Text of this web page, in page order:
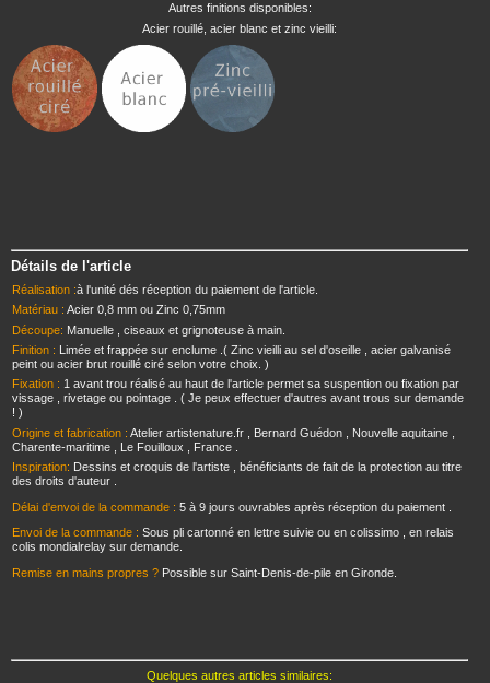
Autres finitions disponibles:
Acier rouillé, acier blanc et zinc vieilli:
Détails de l'article
Réalisation :à l'unité dés réception du paiement de l'article.
Matériau : Acier 0,8 mm ou Zinc 0,75mm
Découpe: Manuelle , ciseaux et grignoteuse à main.
Finition : Limée et frappée sur enclume .( Zinc vieilli au sel d'oseille , acier galvanisé
peint ou acier brut rouillé ciré selon votre choix. )
Fixation : 1 avant trou réalisé au haut de l'article permet sa suspention ou fixation par
vissage , rivetage ou pointage . ( Je peux effectuer d'autres avant trous sur demande
! )
Origine et fabrication : Atelier artistenature.fr , Bernard Guédon , Nouvelle aquitaine ,
Charente-maritime , Le Fouilloux , France .
Inspiration: Dessins et croquis de l'artiste , bénéficiants de fait de la protection au titre
des droits d'auteur .
Délai d'envoi de la commande : 5 à 9 jours ouvrables après réception du paiement .
Envoi de la commande : Sous pli cartonné en lettre suivie ou en colissimo , en relais
colis mondialrelay sur demande.
Remise en mains propres ? Possible sur Saint-Denis-de-pile en Gironde.
Quelques autres articles similaires: